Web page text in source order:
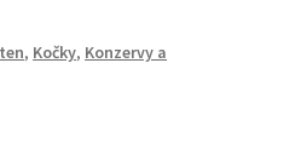
, Kočky, Konzervy a